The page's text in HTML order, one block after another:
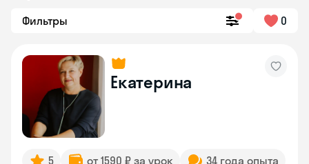
Фильтры 0
Екатерина
5 от 1590 ₽ за урок
34 года опыта